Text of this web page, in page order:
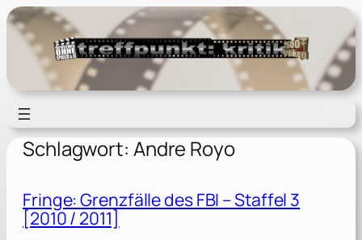
Zum
Inhalt
springen
Schlagwort: Andre Royo
Fringe: Grenzfälle des FBI – Staffel 3
[2010 / 2011]